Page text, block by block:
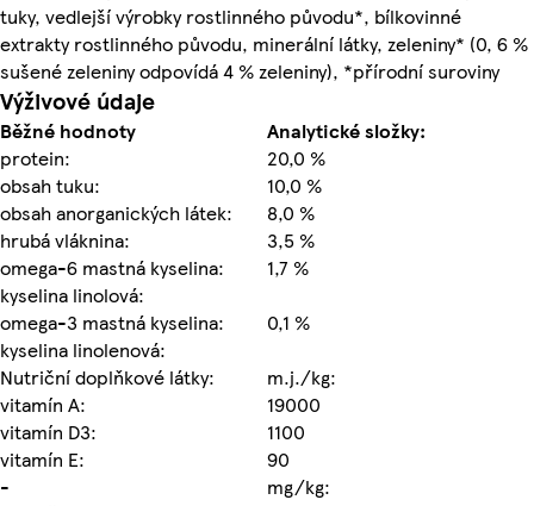
tuky, vedlejší výrobky rostlinného původu*, bílkovinné
extrakty rostlinného původu, minerální látky, zeleniny* (0, 6 %
sušené zeleniny odpovídá 4 % zeleniny), *přírodní suroviny
Výživové údaje
Běžné hodnoty
Analytické složky:
protein:
20,0 %
obsah tuku:
10,0 %
obsah anorganických látek:
8,0 %
hrubá vláknina:
3,5 %
omega-6 mastná kyselina:
kyselina linolová:
1,7 %
omega-3 mastná kyselina:
kyselina linolenová:
0,1 %
Nutriční doplňkové látky:
m.j./kg:
vitamín A:
19000
vitamín D3:
1100
vitamín E:
90
-
mg/kg: